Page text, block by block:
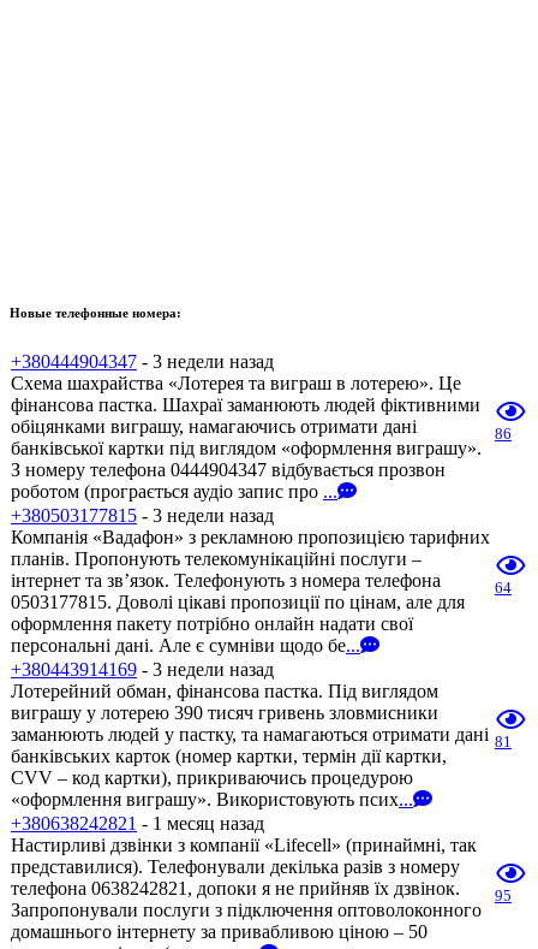
Новые телефонные номера:
+380444904347 - 3 недели назад
Схема шахрайства «Лотерея та виграш в лотерею». Це
фінансова пастка. Шахраї заманюють людей фіктивними
обіцянками виграшу, намагаючись отримати дані
банківської картки під виглядом «оформлення виграшу».
З номеру телефона 0444904347 відбувається прозвон
роботом (програється аудіо запис про ...
86
+380503177815 - 3 недели назад
Компанія «Вадафон» з рекламною пропозицією тарифних
планів. Пропонують телекомунікаційні послуги –
інтернет та зв’язок. Телефонують з номера телефона
0503177815. Доволі цікаві пропозиції по цінам, але для
оформлення пакету потрібно онлайн надати свої
персональні дані. Але є сумніви щодо бе...
64
+380443914169 - 3 недели назад
Лотерейний обман, фінансова пастка. Під виглядом
виграшу у лотерею 390 тисяч гривень зловмисники
заманюють людей у пастку, та намагаються отримати дані
банківських карток (номер картки, термін дії картки,
CVV – код картки), прикриваючись процедурою
«оформлення виграшу». Використовують псих...
81
+380638242821 - 1 месяц назад
Настирливі дзвінки з компанії «Lifecell» (принаймні, так
представилися). Телефонували декілька разів з номеру
телефона 0638242821, допоки я не прийняв їх дзвінок.
Запропонували послуги з підключення оптоволоконного
домашнього інтернету за привабливою ціною – 50
95